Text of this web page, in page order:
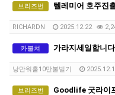
브리즈번 텔레미어 호주진
RICHARDN 2025.12.22
카불쳐 가라지세일합니다 최대 10$이고
낭만워홀10만불벌기
브리즈번 Goodlife 굿라이